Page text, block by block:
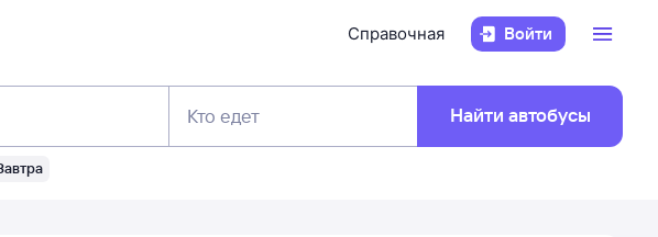
Справочная Войти
Кто едет Найти автобусы